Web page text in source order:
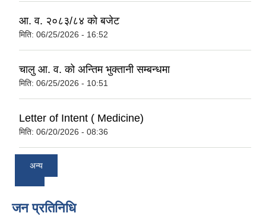
आ. व. २०८३/८४ को बजेट
मिति: 06/25/2026 - 16:52
चालु आ. व. को अन्तिम भुक्तानी सम्बन्धमा
मिति: 06/25/2026 - 10:51
Letter of Intent ( Medicine)
मिति: 06/20/2026 - 08:36
अन्य
जन प्रतिनिधि